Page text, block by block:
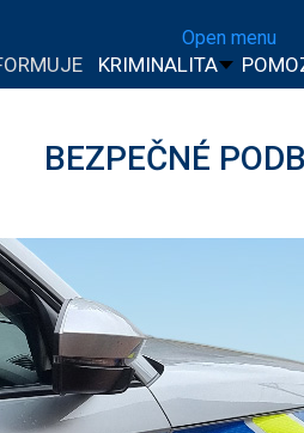
Open menu
KRIMINALITA
BEZPEČNÉ